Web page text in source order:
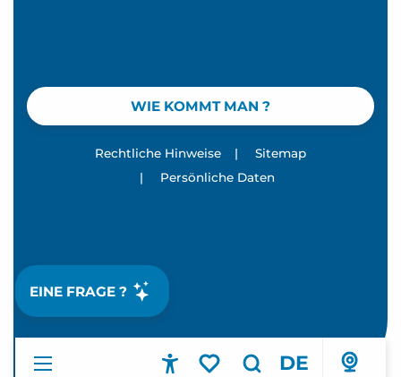
DE
EINE FRAGE ?
WIE KOMMT MAN ?
Rechtliche Hinweise |
Sitemap
|
Persönliche Daten